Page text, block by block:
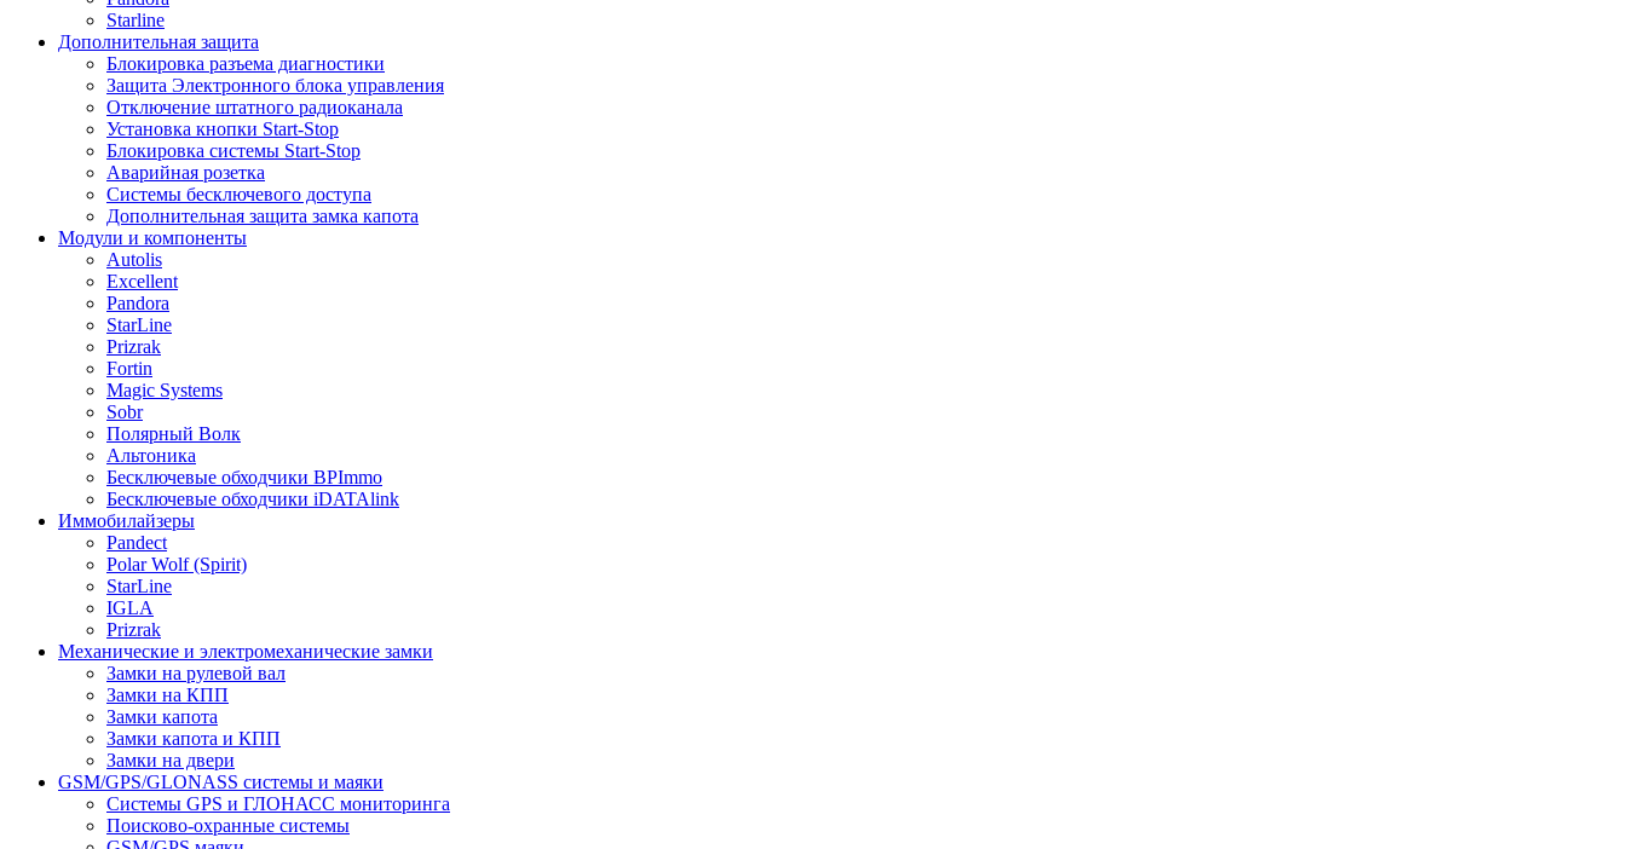
Starline
Дополнительная защита
Блокировка разъема диагностики
Защита Электронного блока управления
Отключение штатного радиоканала
Установка кнопки Start-Stop
Блокировка системы Start-Stop
Аварийная розетка
Системы бесключевого доступа
Дополнительная защита замка капота
Модули и компоненты
Autolis
Excellent
Pandora
StarLine
Prizrak
Fortin
Magic Systems
Sobr
Полярный Волк
Альтоника
Бесключевые обходчики BPImmo
Бесключевые обходчики iDATAlink
Иммобилайзеры
Pandect
Polar Wolf (Spirit)
StarLine
IGLA
Prizrak
Механические и электромеханические замки
Замки на рулевой вал
Замки на КПП
Замки капота
Замки капота и КПП
Замки на двери
GSM/GPS/GLONASS системы и маяки
Системы GPS и ГЛОНАСС мониторинга
Поисково-охранные системы